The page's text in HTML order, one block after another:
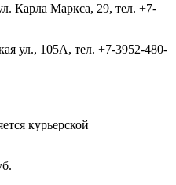
Карла Маркса, 29, тел. +7-
ул., 105А, тел. +7-3952-480-
курьерской